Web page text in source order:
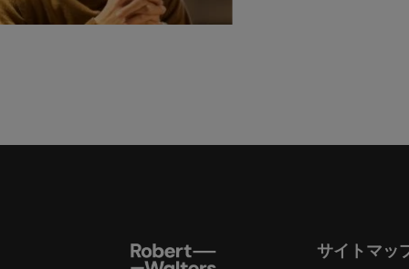
サイトマッ